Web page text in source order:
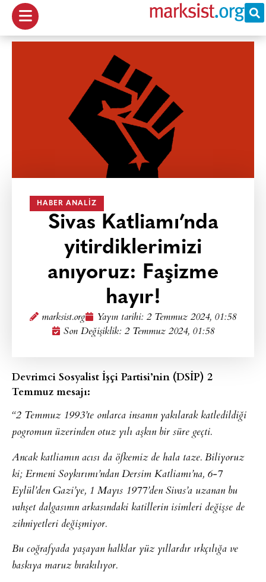
HABER ANALIZ
Sivas Katliamı’nda
yitirdiklerimizi
anıyoruz: Faşizme
hayır!
marksist.org Yayın tarihi: 2 Temmuz 2024, 01:58
Son Değişiklik: 2 Temmuz 2024, 01:58
Devrimci Sosyalist İşçi Partisi’nin (DSİP) 2
Temmuz mesajı:
“2 Temmuz 1993’te onlarca insanın yakılarak katledildiği
pogromun üzerinden otuz yılı aşkın bir süre geçti.
Ancak katliamın acısı da öfkemiz de hala taze. Biliyoruz
ki; Ermeni Soykırımı’ndan Dersim Katliamı’na, 6-7
Eylül’den Gazi’ye, 1 Mayıs 1977’den Sivas’a uzanan bu
vahşet dalgasının arkasındaki katillerin isimleri değişse de
zihniyetleri değişmiyor.
Bu coğrafyada yaşayan halklar yüz yıllardır ırkçılığa ve
baskıya maruz bırakılıyor.